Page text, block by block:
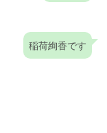
稲荷絢香です